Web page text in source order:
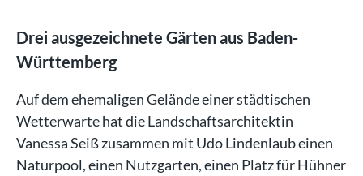
Drei ausgezeichnete Gärten aus Baden-
Württemberg
Auf dem ehemaligen Gelände einer städtischen
Wetterwarte hat die Landschaftsarchitektin
Vanessa Seiß zusammen mit Udo Lindenlaub einen
Naturpool, einen Nutzgarten, einen Platz für Hühner